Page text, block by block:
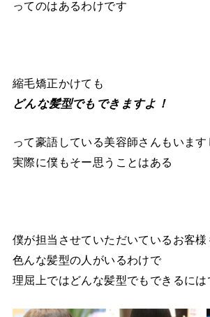
ってのはあるわけです
縮毛矯正かけても
どんな髪型でもできますよ！
って豪語している美容師さんもいます
実際に僕もそー思うことはある
僕が担当させていただいているお客様
色んな髪型の人がいるわけで
理屈上ではどんな髪型でもできるに